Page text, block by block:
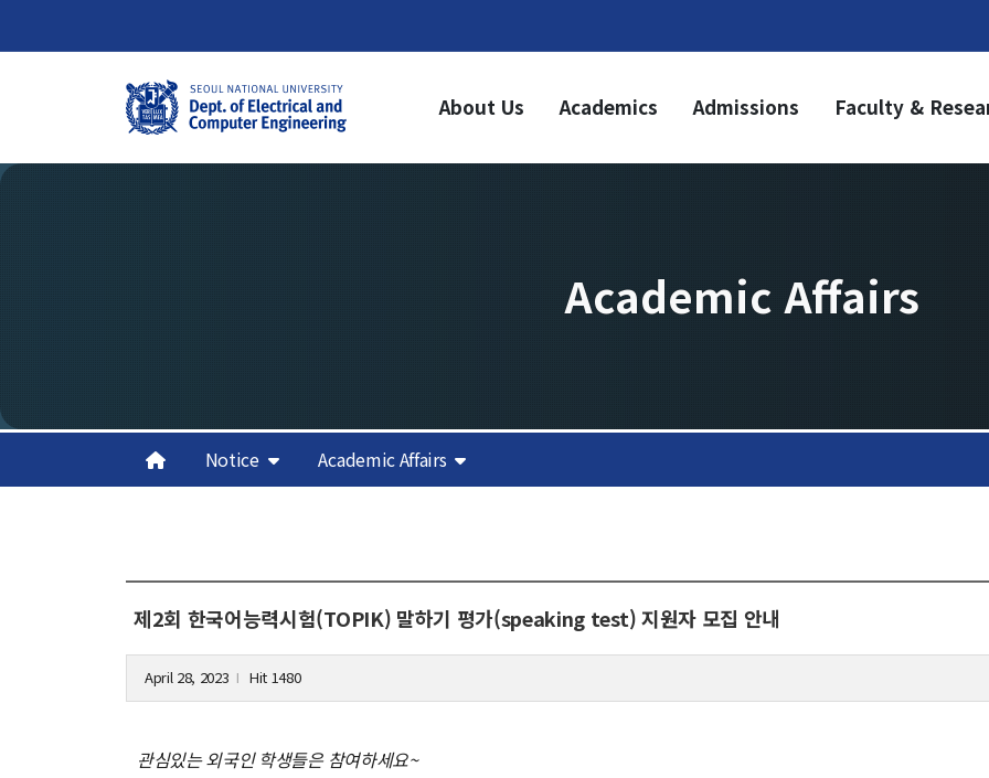
About Us Academics Admissions Faculty &
About Us
Welcome from the Chair
Academics
Undergraduate
Graduation Requirements
Admissions
Undergraduate
Academic Affairs
Academic Affairs
Notice Academic Affairs
제2회 한국어능력시험(TOPIK) 말하기 평가(speaking test) 지원자 모집 안내
April 28, 2023 l Hit 1480
관심있는 외국인 학생들은 참여하세요~